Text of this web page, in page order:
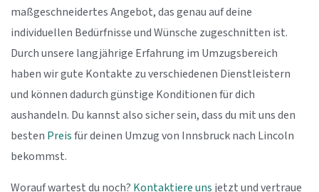
maßgeschneidertes Angebot, das genau auf deine
individuellen Bedürfnisse und Wünsche zugeschnitten ist.
Durch unsere langjährige Erfahrung im Umzugsbereich
haben wir gute Kontakte zu verschiedenen Dienstleistern
und können dadurch günstige Konditionen für dich
aushandeln. Du kannst also sicher sein, dass du mit uns den
besten Preisfür deinen Umzug von Innsbruck nach Lincoln
bekommst.
Worauf wartest du noch? Kontaktiere uns jetzt und vertraue